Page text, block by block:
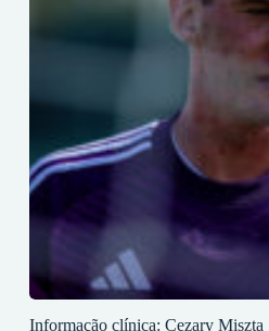
Informação clínica: Cezary Miszta